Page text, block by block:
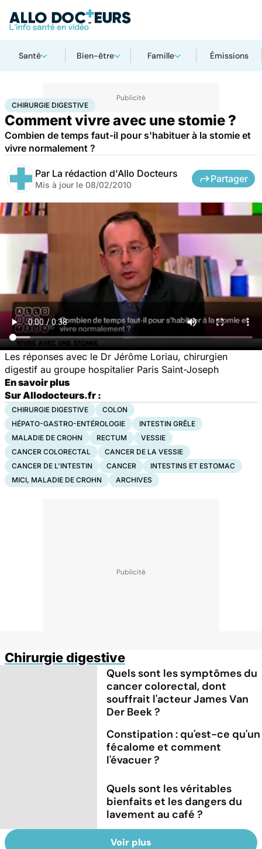
Santé Bien-être Famille Émissions
AccueilSantéMaladiesCancer Chirurgie digestive
CHIRURGIE DIGESTIVE
Comment vivre avec une stomie ?
Combien de temps faut-il pour s'habituer à la stomie et
vivre normalement ?
Par La rédaction d'Allo Docteurs
Mis à jour le 08/02/2010
Partager
Les réponses avec le Dr Jérôme Loriau, chirurgien
digestif au groupe hospitalier Paris Saint-Joseph
En savoir plus
Sur Allodocteurs.fr :
CHIRURGIE DIGESTIVE
COLON
HÉPATO-GASTRO-ENTÉROLOGIE
INTESTIN GRÊLE
MALADIE DE CROHN
RECTUM
VESSIE
CANCER COLORECTAL
CANCER DE LA VESSIE
CANCER DE L'INTESTIN
CANCER
INTESTINS ET ESTOMAC
MICI, MALADIE DE CROHN
ARCHIVES
Chirurgie digestive
Quels sont les symptômes du
cancer colorectal, dont
souffrait l'acteur James Van
Der Beek ?
Constipation : qu'est-ce qu'un
fécalome et comment
l'évacuer ?
Quels sont les véritables
bienfaits et les dangers du
lavement au café ?
Voir plus